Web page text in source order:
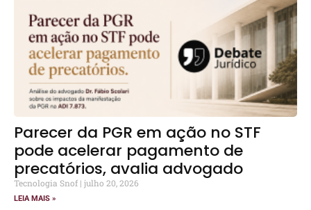
Parecer da PGR em ação no STF
pode acelerar pagamento de
precatórios, avalia advogado
Tecnologia Snof julho 20, 2026
LEIA MAIS »